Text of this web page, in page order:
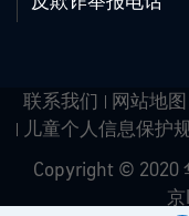
联系我们 网站地图
儿童个人信息保护
Copyright © 2020